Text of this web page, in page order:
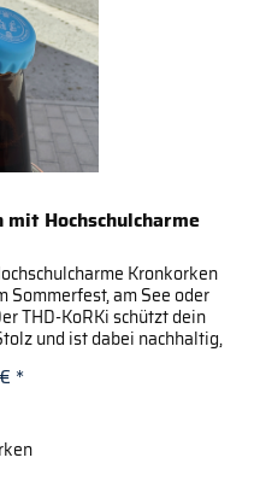
Hochschulcharme
Kronkorken
Sommerfest, am See oder
THD-KoRKi schützt dein
und ist dabei nachhaltig,
*